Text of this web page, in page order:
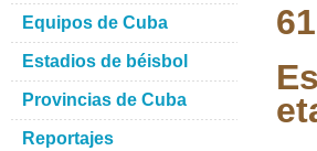
Equipos de Cuba
Estadios de béisbol
Provincias de Cuba
Reportajes